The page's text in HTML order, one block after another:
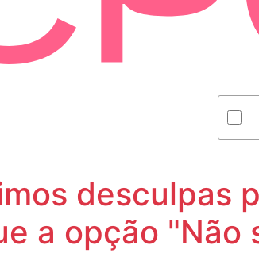
desculpas
a opção "Não